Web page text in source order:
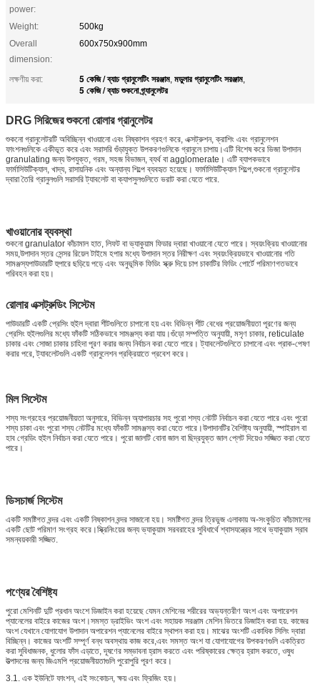
power:
Weight:
500kg
Overall
dimension:
600x750x900mm
লক্ষণীয় করা: 5 কেজি / ব্যাচ গ্রানুলেটিং সরঞ্জাম, মডুলার গ্রানুলেটিং সরঞ্জাম,
5 কেজি / ব্যাচ শুকনো গ্র্যানুলেটর
DRG সিরিজের শুকনো রোলার গ্রানুলেটর
শুকনো গ্রানুলেটরটি অবিচ্ছিন্ন খাওয়ানো এবং নিষ্কাশন গ্রহণ করে, এক্সট্রুশন, ক্রাশিং এবং গ্রানুলেশন
ফাংশনগুলিকে একীভূত করে এবং সরাসরি গুঁড়াযুক্ত উপকরণগুলিকে গ্রানুলে চাপায়।এটি বিশেষ করে ভিজা উপাদান
granulating জন্য উপযুক্ত, গরম, সহজ বিভাজন, ব্যর্থ বা agglomerate। এটি ব্যাপকভাবে
ফার্মাসিউটিক্যাল, খাদ্য, রাসায়নিক এবং অন্যান্য শিল্পে ব্যবহৃত হয়েছে। ফার্মাসিউটিক্যাল শিল্পে,শুকনো গ্রানুলেটর
দ্বারা তৈরি গ্রানুলগুলি সরাসরি ট্যাবলেট বা ক্যাপসুলগুলিতে ভরাট করা যেতে পারে.
খাওয়ানোর ব্যবস্থা
শুকনো granulator কাঁচামাল হাত, লিফট বা ভ্যাকুয়াম ফিডার দ্বারা খাওয়ানো যেতে পারে। স্বয়ংক্রিয় খাওয়ানোর
সময়,উপাদান স্তর সেন্সর রিয়েল টাইমে হপার মধ্যে উপাদান স্তর নিরীক্ষণ এবং স্বয়ংক্রিয়ভাবে খাওয়ানোর গতি
সামঞ্জস্যপাউডারটি হুপারে ছড়িয়ে পড়ে এবং অনুভূমিক ফিডিং স্ক্রু দিয়ে চাপ চাকাটির ফিডিং পোর্টে পরিমাণগতভাবে
পরিবহন করা হয়।
রোলার এক্সট্রুডিং সিস্টেম
পাউডারটি একটি প্রেসিং হুইল দ্বারা শীটগুলিতে চাপানো হয় এবং বিভিন্ন শীট বেধের প্রয়োজনীয়তা পূরণের জন্য
প্রেসিং হুইলগুলির মধ্যে ফাঁকটি সঠিকভাবে সামঞ্জস্য করা যায়।গুঁড়ো সম্পত্তি অনুযায়ী, মসৃণ চাকার, reticulate
চাকার এবং সোজা চাকার চাহিদা পূরণ করার জন্য নির্বাচন করা যেতে পারে। ট্যাবলেটগুলিতে চাপানো এবং প্রাক-পেষণ
করার পরে, ট্যাবলেটগুলি একটি গ্রানুলেশন প্রক্রিয়াতে প্রবেশ করে।
মিল সিস্টেম
শস্য সংগ্রহের প্রয়োজনীয়তা অনুসারে, বিভিন্ন অ্যাপারচার সহ পুরো শস্য নেটটি নির্বাচন করা যেতে পারে এবং পুরো
শস্য চাকা এবং পুরো শস্য নেটটির মধ্যে ফাঁকটি সামঞ্জস্য করা যেতে পারে।উপাদানটির বৈশিষ্ট্য অনুযায়ী, স্পাইরাল বা
হাব গ্রেডিং হুইল নির্বাচন করা যেতে পারে। পুরো জালটি বোনা জাল বা ছিদ্রযুক্ত জাল প্লেট দিয়েও সজ্জিত করা যেতে
পারে।
ডিসচার্জ সিস্টেম
একটি সমষ্টিগত বন্দর এবং একটি নিষ্কাশন বন্দর সাজানো হয়। সমষ্টিগত বন্দর ত্রিভুজ এলাকায় অ-সংকুচিত কাঁচামালের
একটি ছোট পরিমাণ সংগ্রহ করে।স্ক্রিনিংয়ের জন্য ভ্যাকুয়াম সরবরাহের সুবিধার্থে শ্বাসযন্ত্রের সাথে ভ্যাকুয়াম স্রাব
সমন্বয়কারী সজ্জিত.
পণ্যের বৈশিষ্ট্য
পুরো মেশিনটি দুটি প্রধান অংশে ডিজাইন করা হয়েছে যেমন মেশিনের শরীরের অভ্যন্তরীণ অংশ এবং অপারেশন
প্যানেলের বাইরে কাজের অংশ।সমস্ত ড্রাইভিং অংশ এবং সহায়ক সরঞ্জাম মেশিন ভিতরে ডিজাইন করা হয়. কাজের
অংশ যেখানে যোগাযোগ উপাদান অপারেশন প্যানেলের বাইরে স্থাপন করা হয়। মাঝের অংশটি একাধিক সিলিং দ্বারা
বিচ্ছিন্ন। কাজের অংশটি সম্পূর্ণ বন্ধ অবস্থায় কাজ করে,এবং সমস্ত অংশ যা যোগাযোগের উপকরণগুলি একত্রিত
করা সুবিধাজনক, ধুলোর ফাঁস এড়াতে, দূষণের সম্ভাবনা হ্রাস করতে এবং পরিষ্কারের ক্ষেত্র হ্রাস করতে, ওষুধ
উত্পাদনের জন্য জিএমপি প্রয়োজনীয়তাগুলি পুরোপুরি পূরণ করে।
3.1. এক ইউনিটে ফাংশন, এই সংকোচন, ক্ষয় এবং ফ্রিজিং হয়।